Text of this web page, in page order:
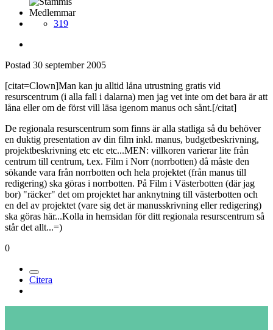
Medlemmar
319
Postad 30 september 2005
[citat=Clown]Man kan ju alltid låna utrustning gratis vid
resurscentrum (i alla fall i dalarna) men jag vet inte om det bara är att
låna eller om de först vill läsa igenom manus och sånt.[/citat]
De regionala resurscentrum som finns är alla statliga så du behöver
en duktig presentation av din film inkl. manus, budgetbeskrivning,
projektbeskrivning etc etc etc...MEN: villkoren varierar lite från
centrum till centrum, t.ex. Film i Norr (norrbotten) då måste den
sökande vara från norrbotten och hela projektet (från manus till
redigering) ska göras i norrbotten. På Film i Västerbotten (där jag
bor) "räcker" det om projektet har anknytning till västerbotten och
en del av projektet (vare sig det är manusskrivning eller redigering)
ska göras här...Kolla in hemsidan för ditt regionala resurscentrum så
står det allt...=)
0
Citera